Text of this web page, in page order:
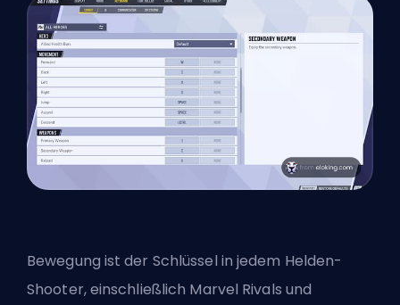
Bewegung ist der Schlüssel in jedem Helden-
Shooter, einschließlich Marvel Rivals und